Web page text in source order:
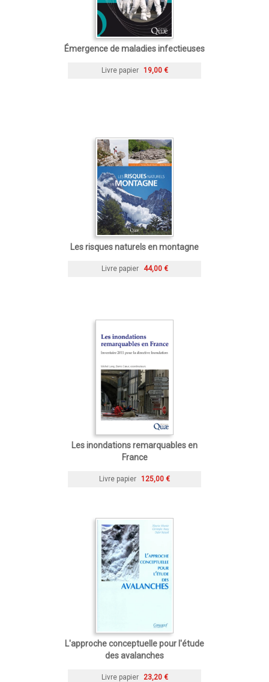
Émergence de maladies infectieuses
Livre papier 19,00 €
Les risques naturels en montagne
Livre papier 44,00 €
Les inondations remarquables en
France
Livre papier 125,00 €
L'approche conceptuelle pour l'étude
des avalanches
Livre papier 23,20 €